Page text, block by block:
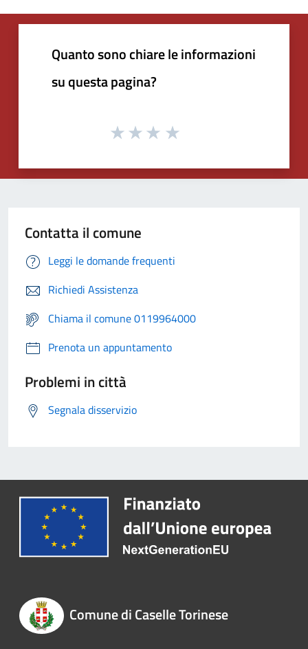
Quanto sono chiare le informazioni
su questa pagina?
Contatta il comune
Leggi le domande frequenti
Richiedi Assistenza
Chiama il comune 0119964000
Prenota un appuntamento
Problemi in città
Segnala disservizio
Comune di Caselle Torinese